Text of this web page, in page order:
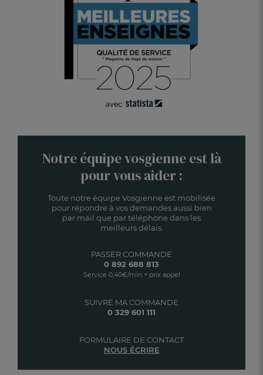
Notre équipe vosgienne est là
pour vous aider :
Toute notre équipe Vosgienne est mobilisée
pour répondre à vos demandes aussi bien
par mail que par téléphone dans les
meilleurs délais.
SUIVRE MA COMMANDE
0 329 601 111
PASSER COMMANDE
0 892 688 813
Service 0,40€/min + prix appel
FORMULAIRE DE CONTACT
NOUS ÉCRIRE